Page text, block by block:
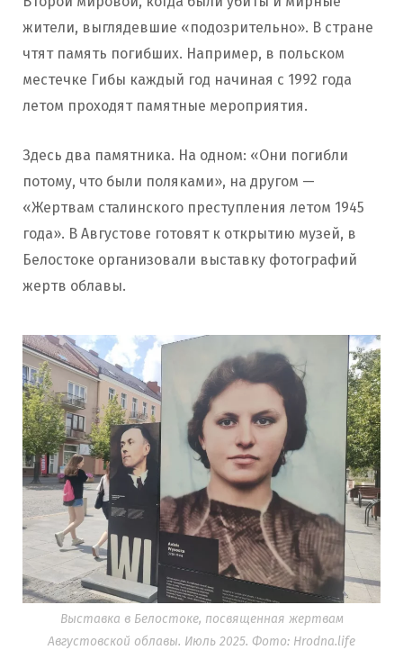
жители, выглядевшие «подозрительно». В стране
чтят память погибших. Например, в польском
местечке Гибы каждый год начиная с 1992 года
летом проходят памятные мероприятия.
Здесь два памятника. На одном: «Они погибли
потому, что были поляками», на другом —
«Жертвам сталинского преступления летом 1945
года». В Августове готовят к открытию музей, в
Белостоке организовали выставку фотографий
жертв облавы.
Выставка в Белостоке, посвященная жертвам
Августовской облавы. Июль 2025. Фото: Hrodna.life